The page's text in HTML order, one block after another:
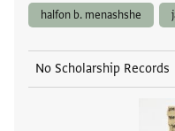
halfon b. menashshe
No Scholarship Records